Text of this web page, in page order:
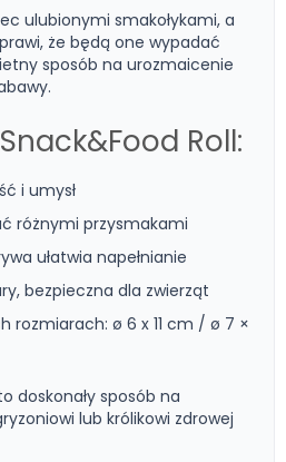
ulubionymi smakołykami, a
że będą one wypadać
sposób na urozmaicenie
Roll:
i umysł
różnymi przysmakami
ułatwia napełnianie
bezpieczna dla zwierząt
rozmiarach: ø 6 x 11 cm / ø 7 ×
doskonały sposób na
lub królikowi zdrowej